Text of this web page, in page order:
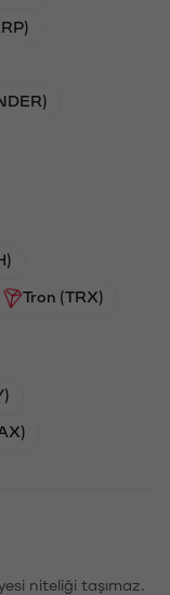
Tron (TRX)
niteliği taşımaz.